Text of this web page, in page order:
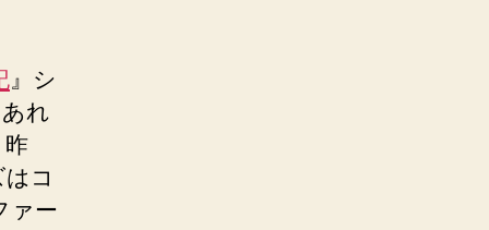
』シ
れ
昨
コ
ァー